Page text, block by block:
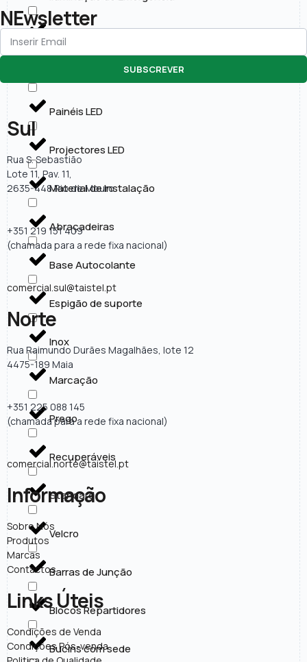
Iluminação Exterior
Painéis LED
Projectores LED
Material de Instalação
Abraçadeiras
Base Autocolante
Espigão de suporte
Inox
Marcação
Prego
Recuperáveis
Standard
Velcro
Barras de Junção
Blocos Repartidores
Bucins com sede
NEwsletter
SUBSCREVER
Sul
Rua S. Sebastião
Lote 11, Pav. 11,
2635-448 Rio de Mouro
+351 219 151 409
(chamada para a rede fixa nacional)
comercial.sul@taistel.pt
Norte
Rua Raimundo Durães Magalhães, lote 12
4475-189 Maia
+351 225 088 145
(chamada para a rede fixa nacional)
comercial.norte@taistel.pt
Informação
Sobre Nós
Produtos
Marcas
Contactos
Links Úteis
Condições de Venda
Condições Pós-venda